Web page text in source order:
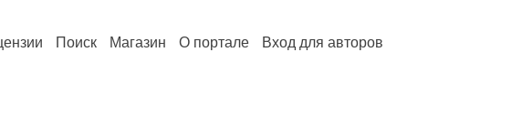
Поиск Магазин О портале Вход для авторов